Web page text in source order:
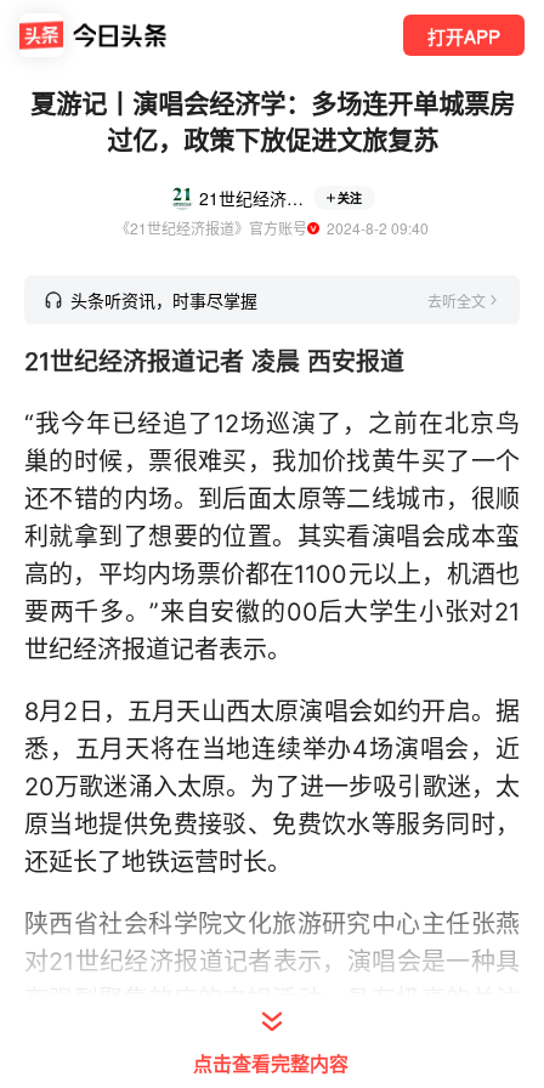
打开APP
夏游记丨演唱会经济学：多场连开单城票房
过亿，政策下放促进文旅复苏
21世纪经济报道 关注
《21世纪经济报道》官方账号
  2024-8-2 09:40
头条听资讯，时事尽掌握 去听全文
21世纪经济报道记者 凌晨 西安报道
“我今年已经追了12场巡演了，之前在北京鸟
巢的时候，票很难买，我加价找黄牛买了一个
还不错的内场。到后面太原等二线城市，很顺
利就拿到了想要的位置。其实看演唱会成本蛮
高的，平均内场票价都在1100元以上，机酒也
要两千多。”来自安徽的00后大学生小张对21
世纪经济报道记者表示。
8月2日，五月天山西太原演唱会如约开启。据
悉，五月天将在当地连续举办4场演唱会，近
20万歌迷涌入太原。为了进一步吸引歌迷，太
原当地提供免费接驳、免费饮水等服务同时，
还延长了地铁运营时长。
陕西省社会科学院文化旅游研究中心主任张燕
对21世纪经济报道记者表示，演唱会是一种具
度和影响力，不仅能够吸引大量粉丝聚集，也
能够带动相关旅游产业的发展，如景区、酒
点击查看完整内容